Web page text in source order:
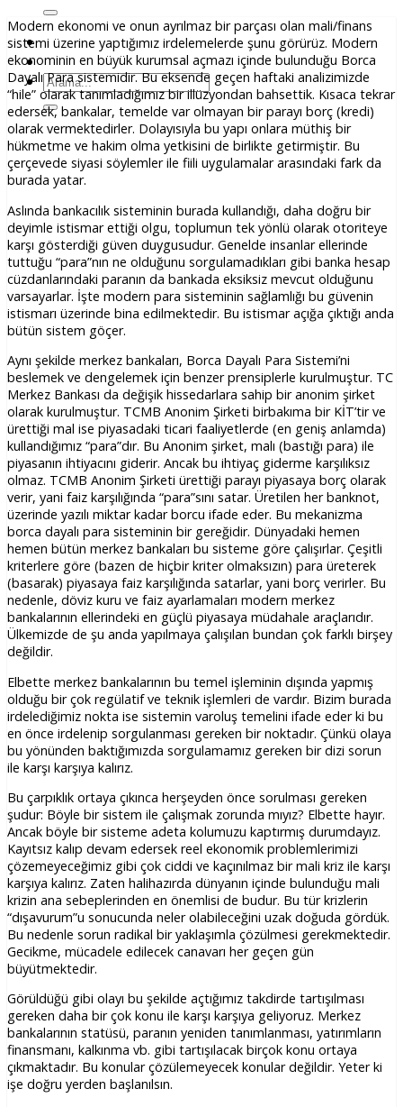
Ara:
Modern ekonomi ve onun ayrılmaz bir parçası olan mali/finans
sistemi üzerine yaptığımız irdelemelerde şunu görürüz. Modern
ekonominin en büyük kurumsal açmazı içinde bulunduğu Borca
Dayalı Para sistemidir. Bu eksende geçen haftaki analizimizde
“hile” olarak tanımladığımız bir illüzyondan bahsettik. Kısaca tekrar
edersek, bankalar, temelde var olmayan bir parayı borç (kredi)
olarak vermektedirler. Dolayısıyla bu yapı onlara müthiş bir
hükmetme ve hakim olma yetkisini de birlikte getirmiştir. Bu
çerçevede siyasi söylemler ile fiili uygulamalar arasındaki fark da
burada yatar.
Aslında bankacılık sisteminin burada kullandığı, daha doğru bir
deyimle istismar ettiği olgu, toplumun tek yönlü olarak otoriteye
karşı gösterdiği güven duygusudur. Genelde insanlar ellerinde
tuttuğu “para”nın ne olduğunu sorgulamadıkları gibi banka hesap
cüzdanlarındaki paranın da bankada eksiksiz mevcut olduğunu
varsayarlar. İşte modern para sisteminin sağlamlığı bu güvenin
istismarı üzerinde bina edilmektedir. Bu istismar açığa çıktığı anda
bütün sistem göçer.
Aynı şekilde merkez bankaları, Borca Dayalı Para Sistemi’ni
beslemek ve dengelemek için benzer prensiplerle kurulmuştur. TC
Merkez Bankası da değişik hissedarlara sahip bir anonim şirket
olarak kurulmuştur. TCMB Anonim Şirketi birbakıma bir KİT’tir ve
ürettiği mal ise piyasadaki ticari faaliyetlerde (en geniş anlamda)
kullandığımız “para”dır. Bu Anonim şirket, malı (bastığı para) ile
piyasanın ihtiyacını giderir. Ancak bu ihtiyaç giderme karşılıksız
olmaz. TCMB Anonim Şirketi ürettiği parayı piyasaya borç olarak
verir, yani faiz karşılığında “para”sını satar. Üretilen her banknot,
üzerinde yazılı miktar kadar borcu ifade eder. Bu mekanizma
borca dayalı para sisteminin bir gereğidir. Dünyadaki hemen
hemen bütün merkez bankaları bu sisteme göre çalışırlar. Çeşitli
kriterlere göre (bazen de hiçbir kriter olmaksızın) para üreterek
(basarak) piyasaya faiz karşılığında satarlar, yani borç verirler. Bu
nedenle, döviz kuru ve faiz ayarlamaları modern merkez
bankalarının ellerindeki en güçlü piyasaya müdahale araçlarıdır.
Ülkemizde de şu anda yapılmaya çalışılan bundan çok farklı birşey
değildir.
Elbette merkez bankalarının bu temel işleminin dışında yapmış
olduğu bir çok regülatif ve teknik işlemleri de vardır. Bizim burada
irdelediğimiz nokta ise sistemin varoluş temelini ifade eder ki bu
en önce irdelenip sorgulanması gereken bir noktadır. Çünkü olaya
bu yönünden baktığımızda sorgulamamız gereken bir dizi sorun
ile karşı karşıya kalırız.
Bu çarpıklık ortaya çıkınca herşeyden önce sorulması gereken
şudur: Böyle bir sistem ile çalışmak zorunda mıyız? Elbette hayır.
Ancak böyle bir sisteme adeta kolumuzu kaptırmış durumdayız.
Kayıtsız kalıp devam edersek reel ekonomik problemlerimizi
çözemeyeceğimiz gibi çok ciddi ve kaçınılmaz bir mali kriz ile karşı
karşıya kalırız. Zaten halihazırda dünyanın içinde bulunduğu mali
krizin ana sebeplerinden en önemlisi de budur. Bu tür krizlerin
“dışavurum”u sonucunda neler olabileceğini uzak doğuda gördük.
Bu nedenle sorun radikal bir yaklaşımla çözülmesi gerekmektedir.
Gecikme, mücadele edilecek canavarı her geçen gün
büyütmektedir.
Görüldüğü gibi olayı bu şekilde açtığımız takdirde tartışılması
gereken daha bir çok konu ile karşı karşıya geliyoruz. Merkez
bankalarının statüsü, paranın yeniden tanımlanması, yatırımların
finansmanı, kalkınma vb. gibi tartışılacak birçok konu ortaya
çıkmaktadır. Bu konular çözülemeyecek konular değildir. Yeter ki
işe doğru yerden başlanılsın.